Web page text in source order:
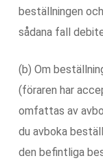
beställningen
sådana fall
(b) Om
(föraren har
omfattas av
du avboka
den befintliga